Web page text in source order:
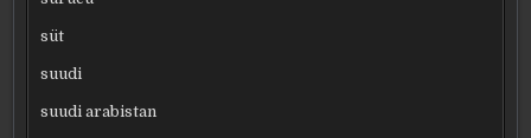
süt
suudi
suudi arabistan